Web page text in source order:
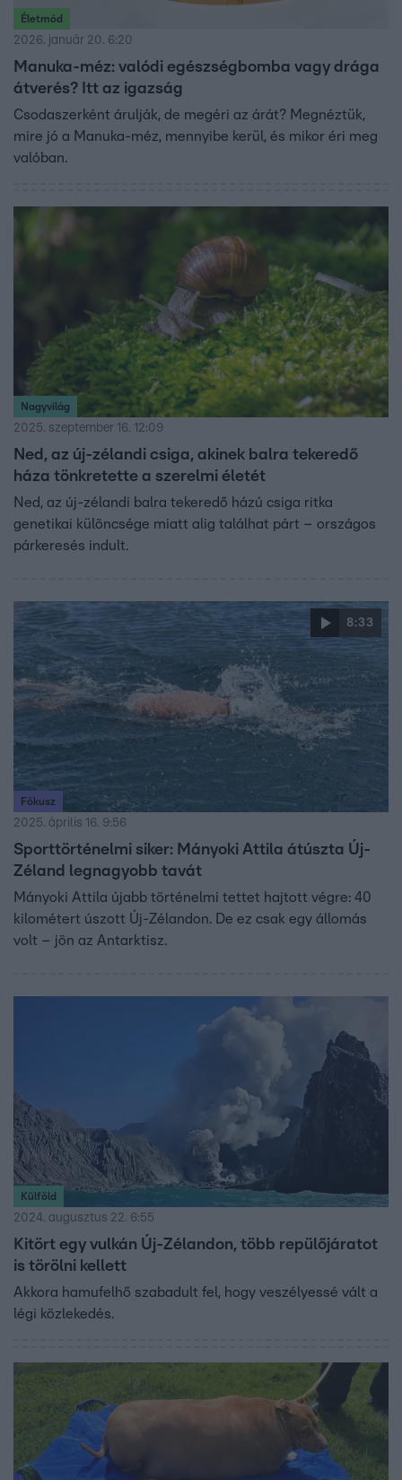
Életmód
2026. január 20. 6:20
Manuka-méz: valódi egészségbomba vagy drága
átverés? Itt az igazság
Csodaszerként árulják, de megéri az árát? Megnéztük,
mire jó a Manuka-méz, mennyibe kerül, és mikor éri meg
valóban.
Nagyvilág
2025. szeptember 16. 12:09
Ned, az új-zélandi csiga, akinek balra tekeredő
háza tönkretette a szerelmi életét
Ned, az új-zélandi balra tekeredő házú csiga ritka
genetikai különcsége miatt alig találhat párt – országos
párkeresés indult.
8:33
Fókusz
2025. április 16. 9:56
Sporttörténelmi siker: Mányoki Attila átúszta Új-
Zéland legnagyobb tavát
Mányoki Attila újabb történelmi tettet hajtott végre: 40
kilométert úszott Új-Zélandon. De ez csak egy állomás
volt – jön az Antarktisz.
Külföld
2024. augusztus 22. 6:55
Kitört egy vulkán Új-Zélandon, több repülőjáratot
is törölni kellett
Akkora hamufelhő szabadult fel, hogy veszélyessé vált a
légi közlekedés.